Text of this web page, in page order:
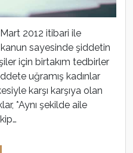
2012 itibari ile
sayesinde şiddetin
için birtakım tedbirler
uğramış kadınlar
karşı karşıya olan
*Aynı şekilde aile